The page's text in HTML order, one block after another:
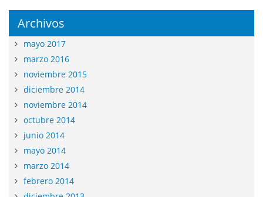
Archivos
mayo 2017
marzo 2016
noviembre 2015
diciembre 2014
noviembre 2014
octubre 2014
junio 2014
mayo 2014
marzo 2014
febrero 2014